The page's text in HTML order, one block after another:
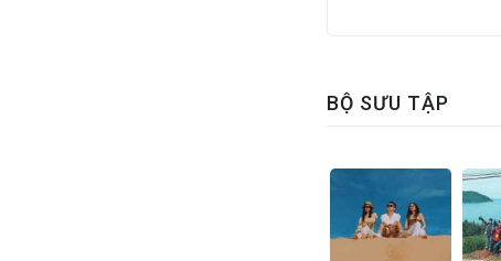
BỘ SƯU TẬP